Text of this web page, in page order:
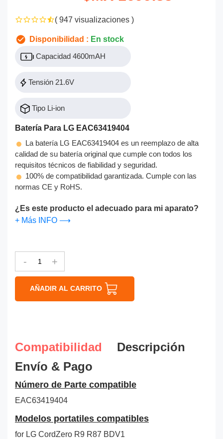
( 947 visualizaciones )
Disponibilidad : En stock
Capacidad 4600mAH
Tensión 21.6V
Tipo Li-ion
Batería Para LG EAC63419404
La batería LG EAC63419404 es un reemplazo de alta
calidad de su batería original que cumple con todos los
requisitos técnicos de fiabilidad y seguridad.
100% de compatibilidad garantizada. Cumple con las
normas CE y RoHS.
¿Es este producto el adecuado para mi aparato?
+ Más INFO ⟶
- +
AÑADIR AL CARRITO
Compatibilidad
Descripción
Envío & Pago
Número de Parte compatible
EAC63419404
Modelos portatiles compatibles
for LG CordZero R9 R87 BDV1